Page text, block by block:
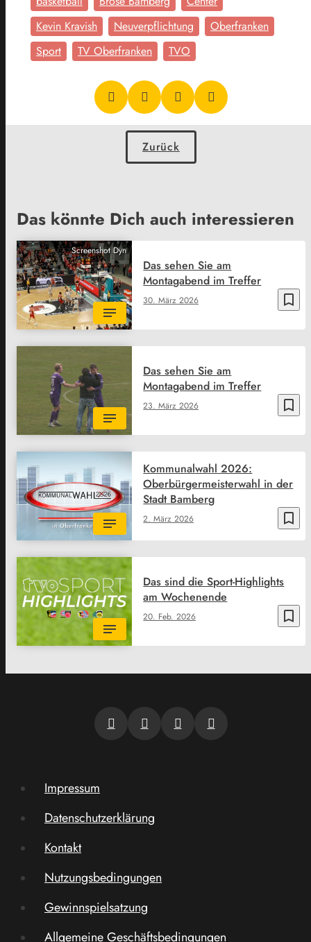
Kevin Kravish
Neuverpflichtung
Oberfranken
Sport
TV Oberfranken TVO
Zurück
Das könnte Dich auch interessieren
Screenshot Dyn
bookmark_border
30. März 2026
Das sehen Sie am
Montagabend im Treffer
bookmark_border
23. März 2026
Das sehen Sie am
Montagabend im Treffer
bookmark_border
2. März 2026
Kommunalwahl 2026:
Oberbürgermeisterwahl in der
Stadt Bamberg
bookmark_border
20. Feb. 2026
Das sind die Sport-Highlights
am Wochenende
Impressum
Datenschutzerklärung
Kontakt
Nutzungsbedingungen
Gewinnspielsatzung
Allgemeine Geschäftsbedingungen